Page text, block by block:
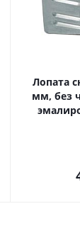
Лопата
мм, без